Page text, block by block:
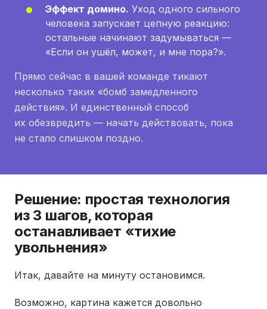
Эффект домино. Уход одного сильного
человека запускает цепную реакцию:
остальные начинают задумываться —
«Если он ушёл, может, и мне пора?».
Прямо сейчас в вашей команде тикают
несколько таких «бомб замедленного
действия». И единственный способ
их обезвредить — начать действовать, пока
не стало слишком поздно.
Решение: простая технология
из 3 шагов, которая
останавливает «тихие
увольнения»
Итак, давайте на минуту остановимся.
Возможно, картина кажется довольно